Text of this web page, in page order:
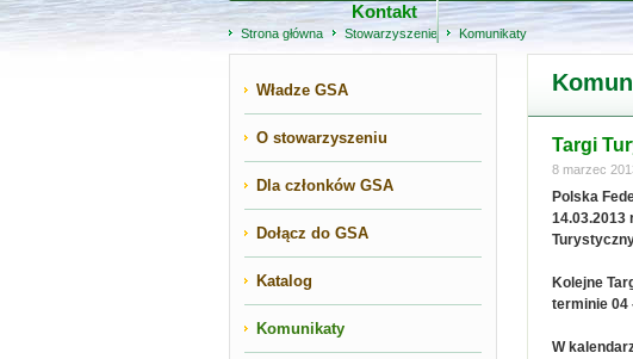
Kontakt
Strona główna Stowarzyszenie Komunikaty
Władze GSA
O stowarzyszeniu
Dla członków GSA
Dołącz do GSA
Katalog
Komunikaty
Targi
8 marzec
Polska
14.03.2013
Kolejne
terminie 04
W